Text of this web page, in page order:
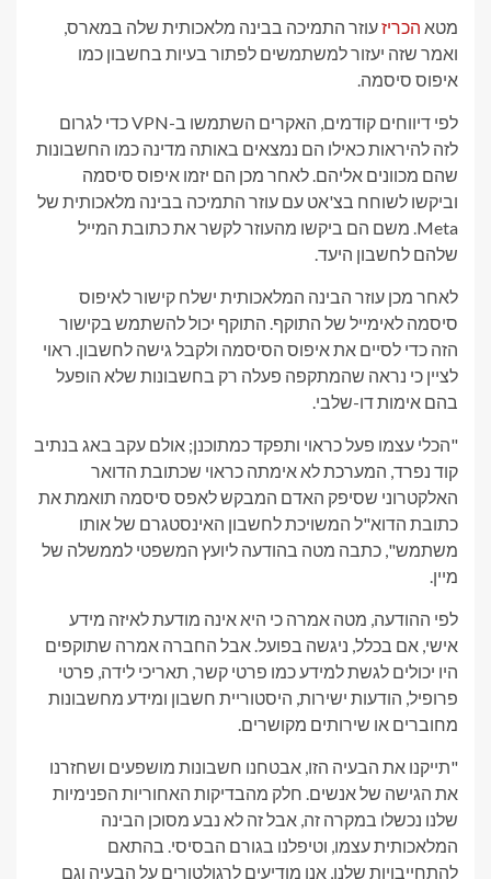
מטא הכריזעוזר התמיכה בבינה מלאכותית שלה במארס,
ואמר שזה יעזור למשתמשים לפתור בעיות בחשבון כמו
איפוס סיסמה.
לפי דיווחים קודמים, האקרים השתמשו ב-VPN כדי לגרום
לזה להיראות כאילו הם נמצאים באותה מדינה כמו החשבונות
שהם מכוונים אליהם. לאחר מכן הם יזמו איפוס סיסמה
וביקשו לשוחח בצ'אט עם עוזר התמיכה בבינה מלאכותית של
Meta. משם הם ביקשו מהעוזר לקשר את כתובת המייל
שלהם לחשבון היעד.
לאחר מכן עוזר הבינה המלאכותית ישלח קישור לאיפוס
סיסמה לאימייל של התוקף. התוקף יכול להשתמש בקישור
הזה כדי לסיים את איפוס הסיסמה ולקבל גישה לחשבון. ראוי
לציין כי נראה שהמתקפה פעלה רק בחשבונות שלא הופעל
בהם אימות דו-שלבי.
"הכלי עצמו פעל כראוי ותפקד כמתוכנן; אולם עקב באג בנתיב
קוד נפרד, המערכת לא אימתה כראוי שכתובת הדואר
האלקטרוני שסיפק האדם המבקש לאפס סיסמה תואמת את
כתובת הדוא"ל המשויכת לחשבון האינסטגרם של אותו
משתמש", כתבה מטה בהודעה ליועץ המשפטי לממשלה של
מיין.
לפי ההודעה, מטה אמרה כי היא אינה מודעת לאיזה מידע
אישי, אם בכלל, ניגשה בפועל. אבל החברה אמרה שתוקפים
היו יכולים לגשת למידע כמו פרטי קשר, תאריכי לידה, פרטי
פרופיל, הודעות ישירות, היסטוריית חשבון ומידע מחשבונות
מחוברים או שירותים מקושרים.
"תייקנו את הבעיה הזו, אבטחנו חשבונות מושפעים ושחזרנו
את הגישה של אנשים. חלק מהבדיקות האחוריות הפנימיות
שלנו נכשלו במקרה זה, אבל זה לא נבע מסוכן הבינה
המלאכותית עצמו, וטיפלנו בגורם הבסיסי. בהתאם
להתחייבויות שלנו, אנו מודיעים לרגולטורים על הבעיה וגם